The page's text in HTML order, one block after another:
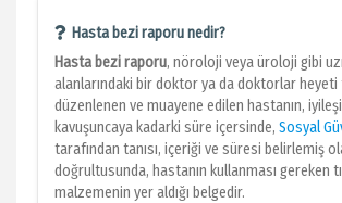
Hasta bezi raporu nedir?
Hasta bezi raporu, nöroloji veya üroloji gibi
alanlarındaki bir doktor ya da doktorlar heyeti
düzenlenen ve muayene edilen hastanın,
kavuşuncaya kadarki süre içersinde, Sosyal
tarafından tanısı, içeriği ve süresi belirlemiş
doğrultusunda, hastanın kullanması gereken
malzemenin yer aldığı belgedir.